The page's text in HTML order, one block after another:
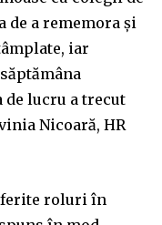
de a rememora şi
iar
de lucru a trecut
Nicoară, HR
roluri în